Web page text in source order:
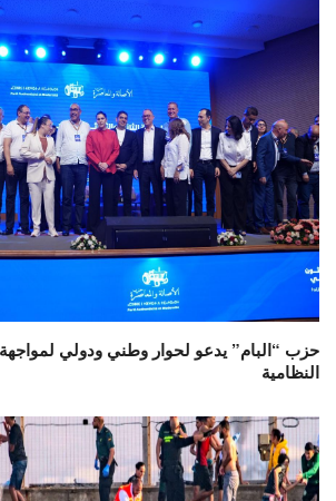
حزب “البام” يدعو لحوار وطني ودولي
النظامية